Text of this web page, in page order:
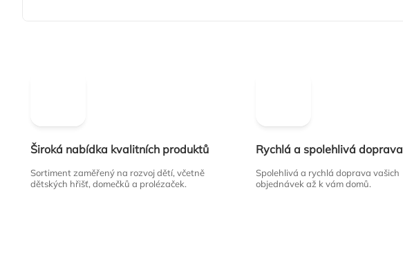
Široká nabídka kvalitních produktů
Sortiment zaměřený na rozvoj dětí, včetně
dětských hřišť, domečků a prolézaček.
Rychlá a spolehlivá doprava
Spolehlivá a rychlá doprava vašich
objednávek až k vám domů.